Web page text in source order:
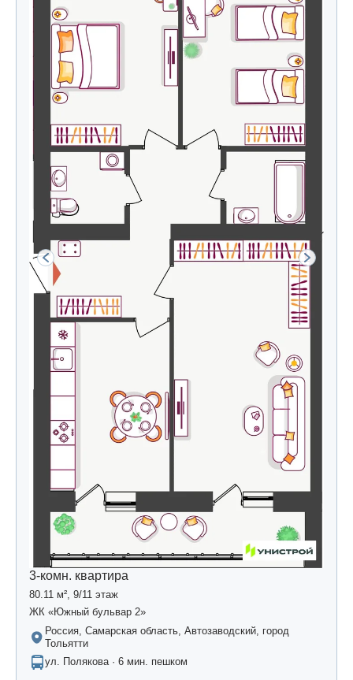
3-комн. квартира
80.11 м², 9/11 этаж
ЖК «Южный бульвар 2»
Россия, Самарская область, Автозаводский, город
Тольятти
ул. Полякова · 6 мин. пешком